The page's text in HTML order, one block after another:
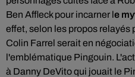
Ben Affleck pour incarner le
effet, selon les propos relayés
Colin Farrel serait en
l'emblématique Pingouin.
à Danny DeVito qui jouait le